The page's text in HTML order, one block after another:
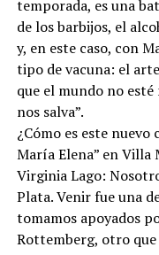
temporada, es una
de los barbijos, el
y, en este caso, con
tipo de vacuna: el
que el mundo no esté
nos salva”.
¿Cómo es este nuevo
María Elena” en Villa
Virginia Lago:
Plata. Venir fue una
tomamos apoyados
Rottemberg, otro